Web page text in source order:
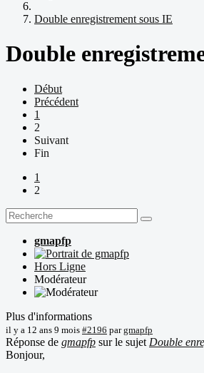
Double enregistrement sous IE
Double
Début
Précédent
1
2
Suivant
Fin
1
2
gmapfp
Hors Ligne
Modérateur
Plus d'informations
il y a 12 ans 9 mois #2196 pargmapfp
Réponse de gmapfp sur le sujet Double
Bonjour,